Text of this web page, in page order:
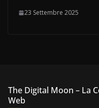
23 Settembre 2025
The Digital Moon – La
Web